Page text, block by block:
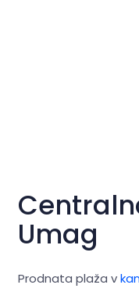
Umag
Prodnata plaža v